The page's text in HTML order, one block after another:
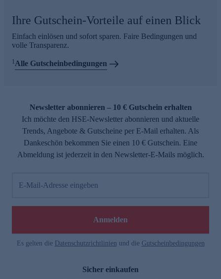
Ihre Gutschein-Vorteile auf einen Blick
Einfach einlösen und sofort sparen. Faire Bedingungen und
volle Transparenz.
1Alle Gutscheinbedingungen
Newsletter abonnieren – 10 € Gutschein erhalten
Ich möchte den HSE-Newsletter abonnieren und aktuelle
Trends, Angebote & Gutscheine per E-Mail erhalten. Als
Dankeschön bekommen Sie einen 10 € Gutschein. Eine
Abmeldung ist jederzeit in den Newsletter-E-Mails möglich.
E-Mail-Adresse eingeben
Anmelden
Es gelten die Datenschutzrichtlinien und die Gutscheinbedingungen
Sicher einkaufen